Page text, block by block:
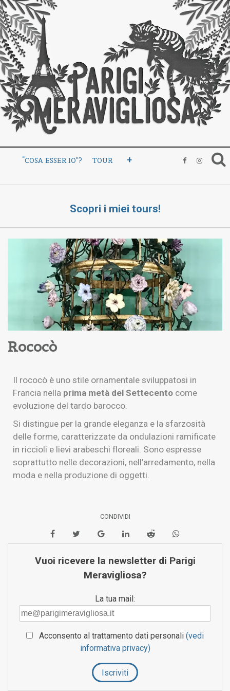
“COSA ESSER IO”? TOUR +
Scopri i miei tours!
Rococò
Il rococò è uno stile ornamentale sviluppatosi in
Francia nella prima metà del Settecento come
evoluzione del tardo barocco.
Si distingue per la grande eleganza e la sfarzosità
delle forme, caratterizzate da ondulazioni ramificate
in riccioli e lievi arabeschi floreali. Sono espresse
soprattutto nelle decorazioni, nell’arredamento, nella
moda e nella produzione di oggetti.
CONDIVIDI
Vuoi ricevere la newsletter di Parigi
Meravigliosa?
La tua mail:
Acconsento al trattamento dati personali (vedi
informativa privacy)